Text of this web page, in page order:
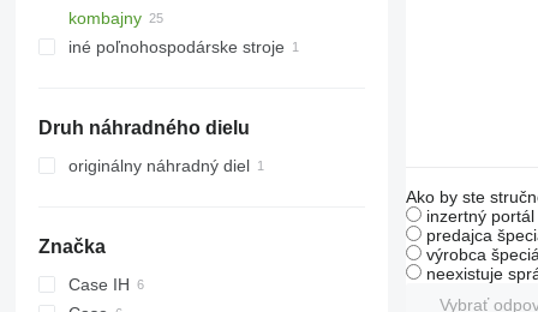
kolesové traktory
kombajny
obilné kombajny
iné poľnohospodárske stroje
Druh náhradného dielu
originálny náhradný diel
Značka
Case IH
Ako by ste
inzertný
predajca
výrobca
neexistuje
Vybrať